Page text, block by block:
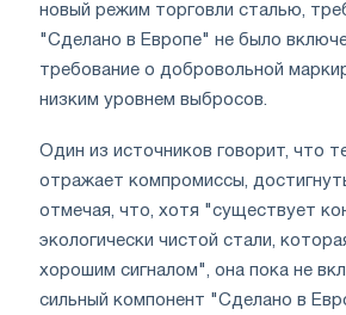
новый режим торговли сталью,
"Сделано в Европе" не было
требование о добровольной
низким уровнем выбросов.
Один из источников говорит, что
отражает компромиссы,
отмечая, что, хотя "существует
экологически чистой стали,
хорошим сигналом", она пока не
сильный компонент "Сделано в